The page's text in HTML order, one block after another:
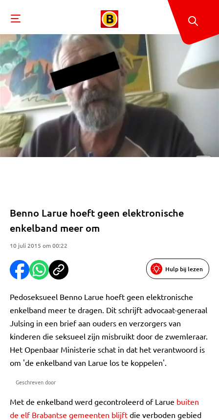
Benno Larue hoeft geen elektronische
enkelband meer om
10 juli 2015 om 00:22
Hulp bij lezen
Pedoseksueel Benno Larue hoeft geen elektronische
enkelband meer te dragen. Dit schrijft advocaat-generaal
Julsing in een brief aan ouders en verzorgers van
kinderen die seksueel zijn misbruikt door de zwemleraar.
Het Openbaar Ministerie schat in dat het verantwoord is
om 'de enkelband van Larue los te koppelen'.
Geschreven door
Met de enkelband werd gecontroleerd of Larue buiten
de elf Brabantse gemeenten blijft die verboden gebied